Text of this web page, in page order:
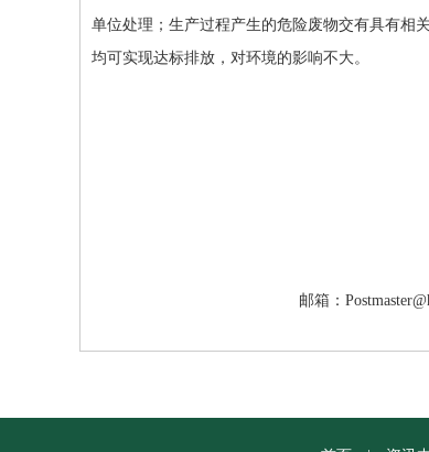
单位处理；生产过程产生的危险废物交有具有相
均可实现达标排放，对环境的影响不大。
邮箱：